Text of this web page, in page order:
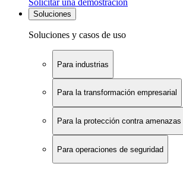
Solicitar una demostración
Soluciones
Soluciones y casos de uso
Para industrias
Para la transformación empresarial
Para la protección contra amenazas
Para operaciones de seguridad